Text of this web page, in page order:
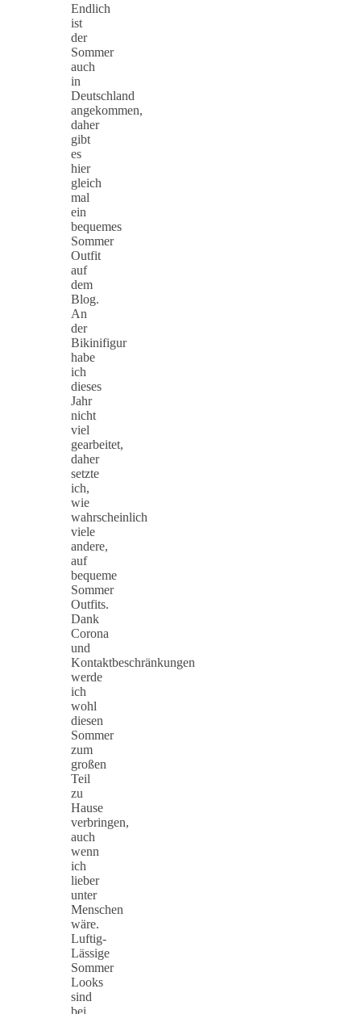
Endlich
ist
der
Sommer
auch
in
Deutschland
angekommen,
daher
gibt
es
hier
gleich
mal
ein
bequemes
Sommer
Outfit
auf
dem
Blog.
An
der
Bikinifigur
habe
ich
dieses
Jahr
nicht
viel
gearbeitet,
daher
setzte
ich,
wie
wahrscheinlich
viele
andere,
auf
bequeme
Sommer
Outfits.
Dank
Corona
und
Kontaktbeschränkungen
werde
ich
wohl
diesen
Sommer
zum
großen
Teil
zu
Hause
verbringen,
auch
wenn
ich
lieber
unter
Menschen
wäre.
Luftig-
Lässige
Sommer
Looks
sind
bei